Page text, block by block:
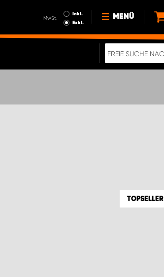
MwSt.
Inkl.
Exkl.
MENÜ
NEWS
TOPSELLER